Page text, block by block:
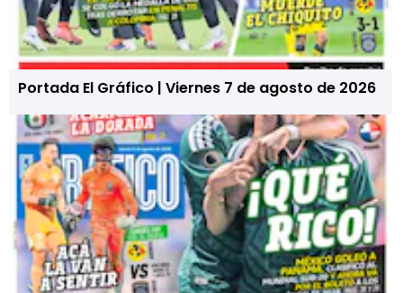
Portada El Gráfico | Viernes 7 de agosto de 2026